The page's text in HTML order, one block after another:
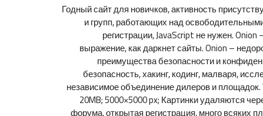
Годный сайт для новичков, активность
и групп, работающих над
регистрации, JavaScript не нужен.
выражение, как даркнет сайты. Onion –
преимущества безопасности и
безопасность, хакинг, кодинг, малваря,
независимое объединение дилеров и площадок.
20MB; 5000×5000 px; Картинки удаляются